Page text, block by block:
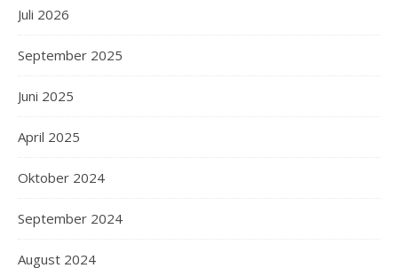
Juli 2026
September 2025
Juni 2025
April 2025
Oktober 2024
September 2024
August 2024